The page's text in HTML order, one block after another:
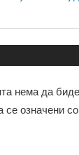
нема да биде
означени со